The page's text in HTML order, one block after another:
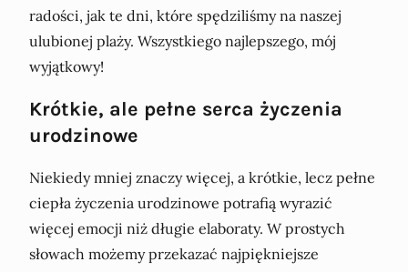
radości, jak te dni, które spędziliśmy na naszej
ulubionej plaży. Wszystkiego najlepszego, mój
wyjątkowy!
Krótkie, ale pełne serca życzenia
urodzinowe
Niekiedy mniej znaczy więcej, a krótkie, lecz pełne
ciepła życzenia urodzinowe potrafią wyrazić
więcej emocji niż długie elaboraty. W prostych
słowach możemy przekazać najpiękniejsze